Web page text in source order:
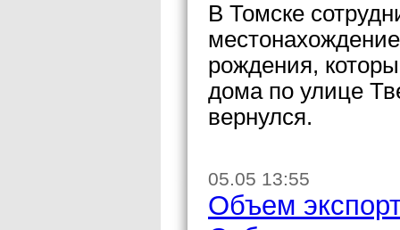
В Томске
рождения,
дома по улице
вернулся.
05.05 13:55
Объем